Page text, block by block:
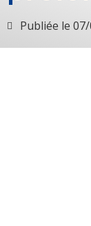
Publiée le